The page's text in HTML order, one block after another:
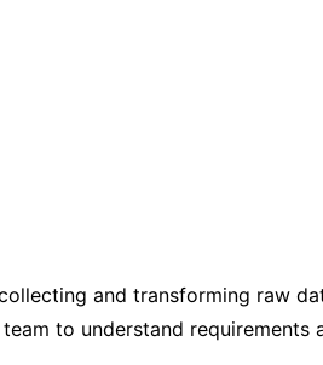
and transforming raw
to understand